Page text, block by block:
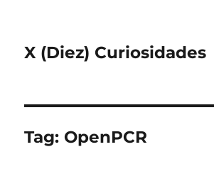
X (Diez) Curiosidades
Tag: OpenPCR